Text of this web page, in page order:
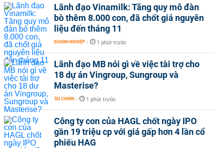
Lãnh đạo Vinamilk: Tăng quy mô đàn
bò thêm 8.000 con, đã chốt giá nguyên
liệu đến tháng 11
DOANH NGHIỆP - 1 phút trước
Lãnh đạo MB nói gì về việc tài trợ cho
18 dự án Vingroup, Sungroup và
Masterise?
TÀI CHÍNH - 1 phút trước
Công ty con của HAGL chốt ngày IPO
gần 19 triệu cp với giá gấp hơn 4 lần cổ
phiếu HAG